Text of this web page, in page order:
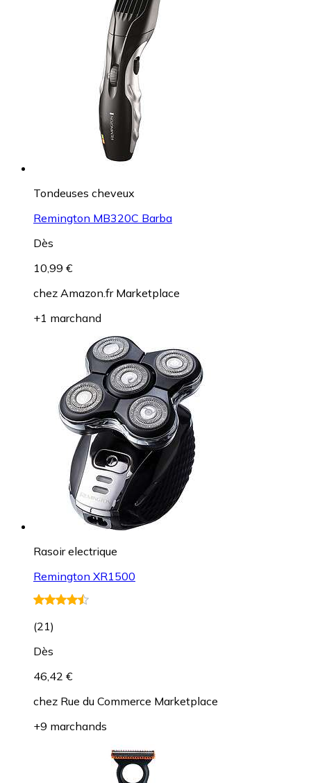
Tondeuses cheveux
Remington MB320C Barba
Dès
10,99 €
chez Amazon.fr Marketplace
+1 marchand
Rasoir electrique
Remington XR1500
(21)
Dès
46,42 €
chez Rue du Commerce Marketplace
+9 marchands